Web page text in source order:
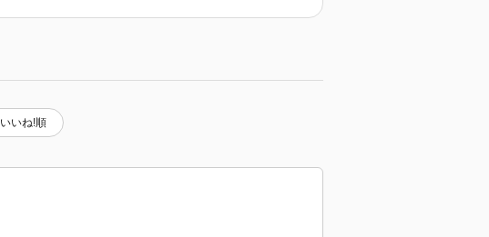
いいね!順